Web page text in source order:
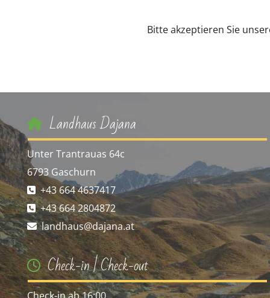
Bitte akzeptieren Sie
 Landhaus Dajana
Unter Trantrauas 64c
6793 Gaschurn
 +43 664 4637417
 +43 664 2804872
 landhaus@dajana.at
Check-in | Check-out